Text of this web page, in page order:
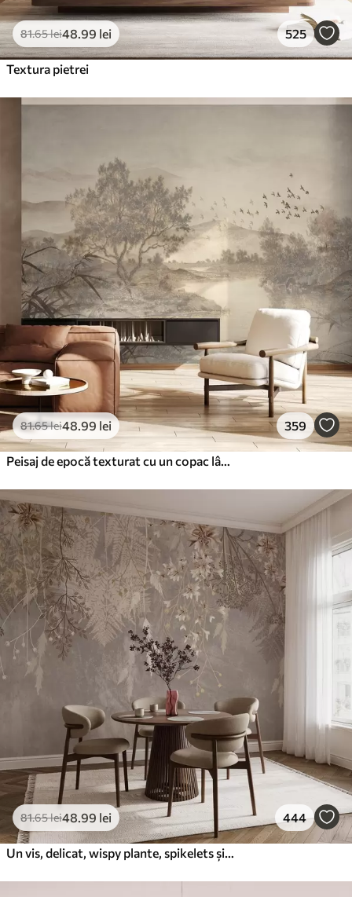
81.65lei48 .99 lei 525
Textura pietrei
81.65lei48 .99 lei 359
81.65lei48 .99 lei 444